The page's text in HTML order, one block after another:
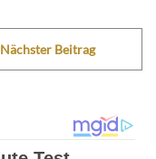
Nächster Beitrag